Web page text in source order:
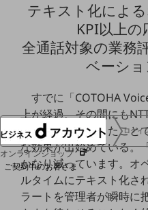
人材育成制度
ログイ
オンラインショップ
ご契約中のお客さま
サービス別サポート情報
テキスト化によ
KPI以上
全通話対象の業務
ベーシ
すでに「COTOHA
上が経過、その間にも
で改善を重ねてきたこと
な効果が出始めている。
かなり減っています。オ
ルタイムにテキスト化さ
ラートを管理者が瞬時に